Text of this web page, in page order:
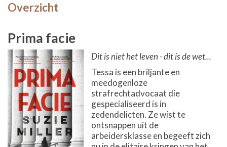
Overzicht
Prima facie
Dit is niet het leven - dit is de wet...
Tessa is een briljante en
meedogenloze
strafrechtadvocaat die
gespecialiseerd is in
zedendelicten. Ze wist te
ontsnappen uit de
arbeidersklasse en begeeft zich